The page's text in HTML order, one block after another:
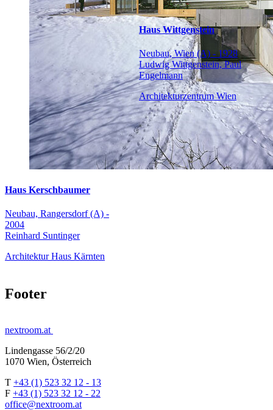
Haus Kerschbaumer
Neubau, Rangersdorf (A) -
2004
Reinhard Suntinger
Architektur Haus Kärnten
Haus Wittgenstein
Neubau, Wien (A) - 1928
Ludwig Wittgenstein, Paul
Engelmann
Architekturzentrum Wien
Footer
nextroom.at
Lindengasse 56/2/20
1070 Wien, Österreich
T +43 (1) 523 32 12 - 13
F +43 (1) 523 32 12 - 22
office@nextroom.at